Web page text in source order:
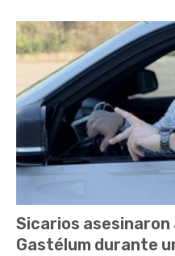
Sicarios
Gastélum durante